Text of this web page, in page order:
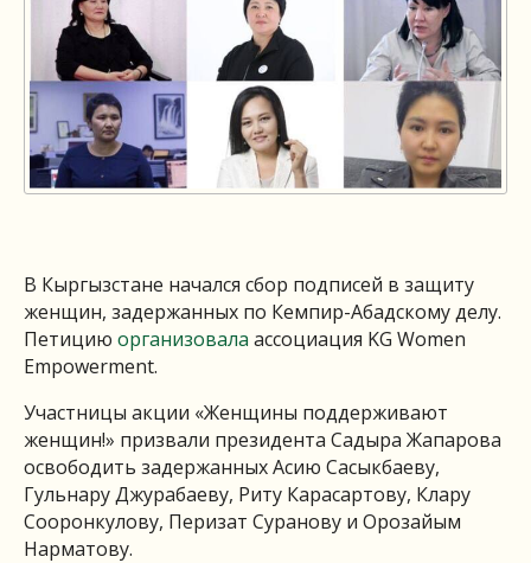
В Кыргызстане начался сбор подписей в защиту
женщин, задержанных по Кемпир-Абадскому делу.
Петицию организовала ассоциация KG Women
Empowerment.
Участницы акции «Женщины поддерживают
женщин!» призвали президента Садыра Жапарова
освободить задержанных Асию Сасыкбаеву,
Гульнару Джурабаеву, Риту Карасартову, Клару
Сооронкулову, Перизат Суранову и Орозайым
Нарматову.